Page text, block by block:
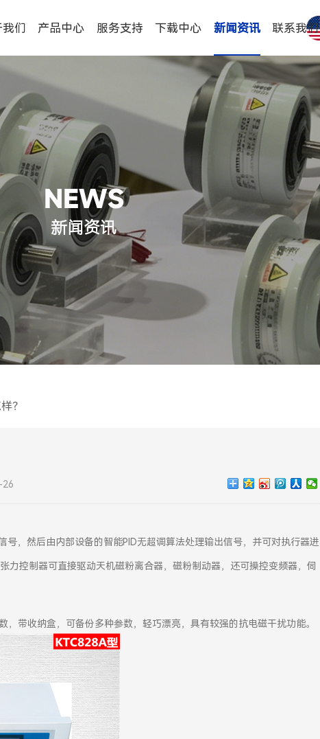
我们 产品中心 服务支持 下载中心 新闻资讯 联系我们
NEWS
新闻资讯
？
26
，然后由内部设备的智能PID无超调算法处理输出信号，并可对执行器进
力控制器可直接驱动天机磁粉离合器，磁粉制动器，还可操控变频器，伺
带收纳盒，可备份多种参数，轻巧漂亮，具有较强的抗电磁干扰功能。